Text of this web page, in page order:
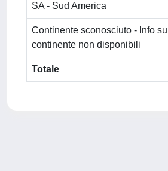
SA - Sud America
Continente sconosciuto - Info sul
continente non disponibili
Totale